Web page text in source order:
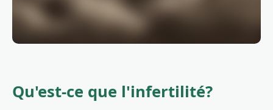
Qu'est-ce que l'infertilité?